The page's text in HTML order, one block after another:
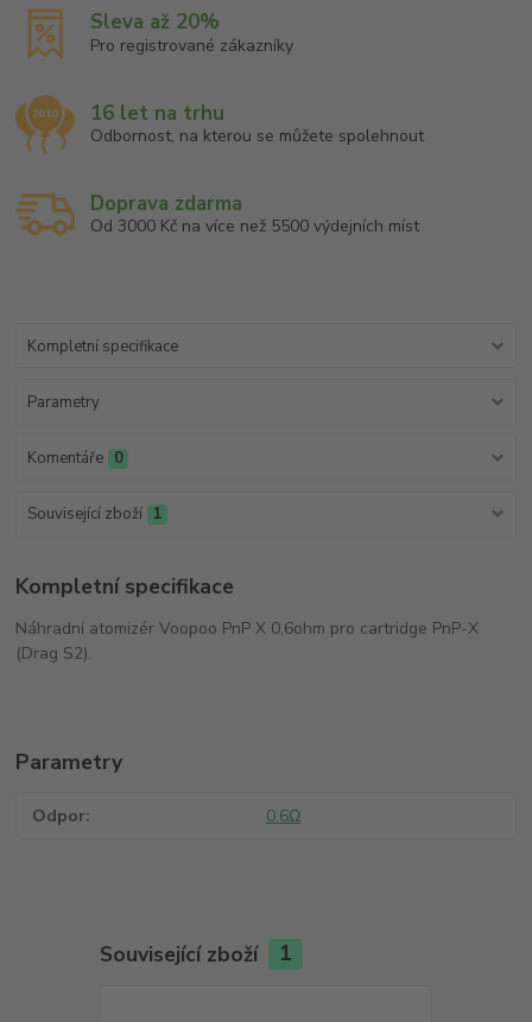
Sleva až 20%
Pro registrované zákazníky
16 let na trhu
Odbornost, na kterou se můžete spolehnout
Doprava zdarma
Od 3000 Kč na více než 5500 výdejních míst
Kompletní specifikace
Parametry
Komentáře 0
Související zboží 1
Kompletní specifikace
Náhradní atomizér Voopoo PnP X 0,6ohm pro cartridge PnP-X
(Drag S2).
Parametry
Odpor 0.6Ω
Související zboží 1